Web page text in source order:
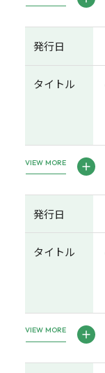
発行日
タイトル
VIEW MORE
発行日
タイトル
VIEW MORE